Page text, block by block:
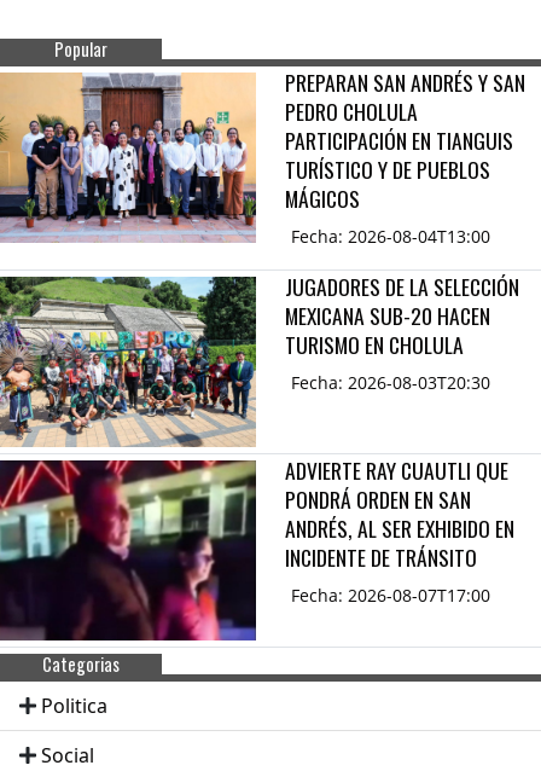
Popular
PREPARAN SAN ANDRÉS Y SAN
PEDRO CHOLULA
PARTICIPACIÓN EN TIANGUIS
TURÍSTICO Y DE PUEBLOS
MÁGICOS
Fecha: 2026-08-04T13:00
JUGADORES DE LA SELECCIÓN
MEXICANA SUB-20 HACEN
TURISMO EN CHOLULA
Fecha: 2026-08-03T20:30
ADVIERTE RAY CUAUTLI QUE
PONDRÁ ORDEN EN SAN
ANDRÉS, AL SER EXHIBIDO EN
INCIDENTE DE TRÁNSITO
Fecha: 2026-08-07T17:00
Categorias
Politica
Social